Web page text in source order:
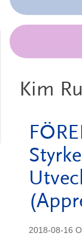
Kim
2018-08-16